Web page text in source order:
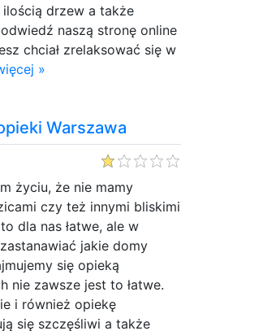
ilością drzew a także
naszą stronę online
chciał zrelaksować się w
»
Warszawa
życiu, że nie mamy
czy też innymi bliskimi
dla nas łatwe, ale w
jakie domy
się opieką
nie zawsze jest to łatwe.
i również opiekę
się szczęśliwi a także